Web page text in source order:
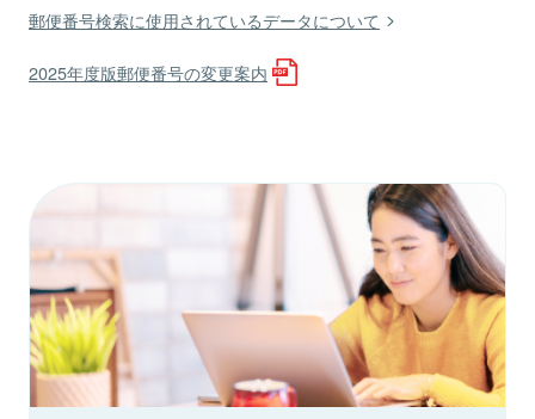
郵便番号検索に使用されているデータについて
2025年度版郵便番号の変更案内